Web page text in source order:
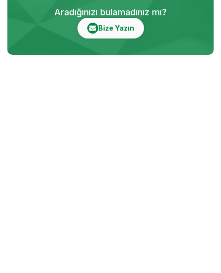
Aradığınızı bulamadınız mı?
Bize Yazın